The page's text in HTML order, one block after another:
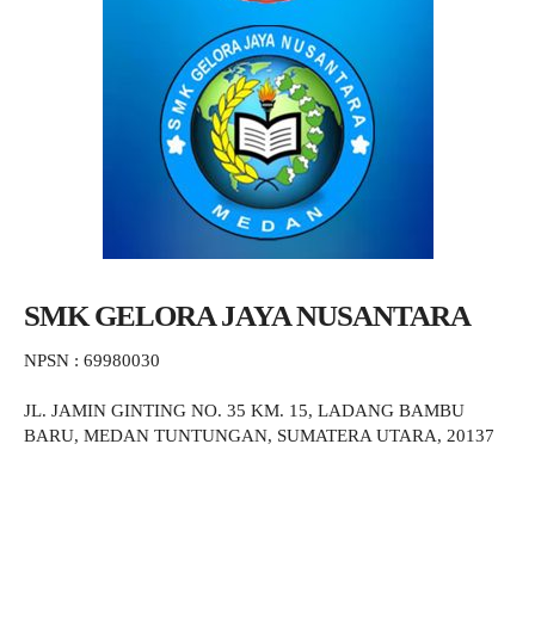
SMK GELORA JAYA NUSANTARA
NPSN : 69980030
JL. JAMIN GINTING NO. 35 KM. 15, LADANG BAMBU
BARU, MEDAN TUNTUNGAN, SUMATERA UTARA, 20137